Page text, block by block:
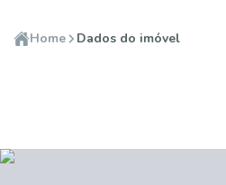
Home Dados do imóvel